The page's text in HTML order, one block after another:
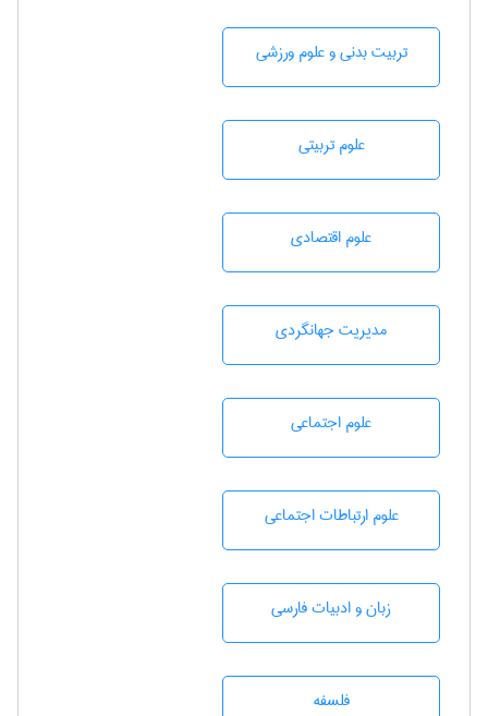
تربيت بدنی و علوم ورزشی
علوم تربيتی
علوم اقتصادی
مديريت جهانگردی
علوم اجتماعی
علوم ارتباطات اجتماعی
زبان و ادبيات فارسی
فلسفه